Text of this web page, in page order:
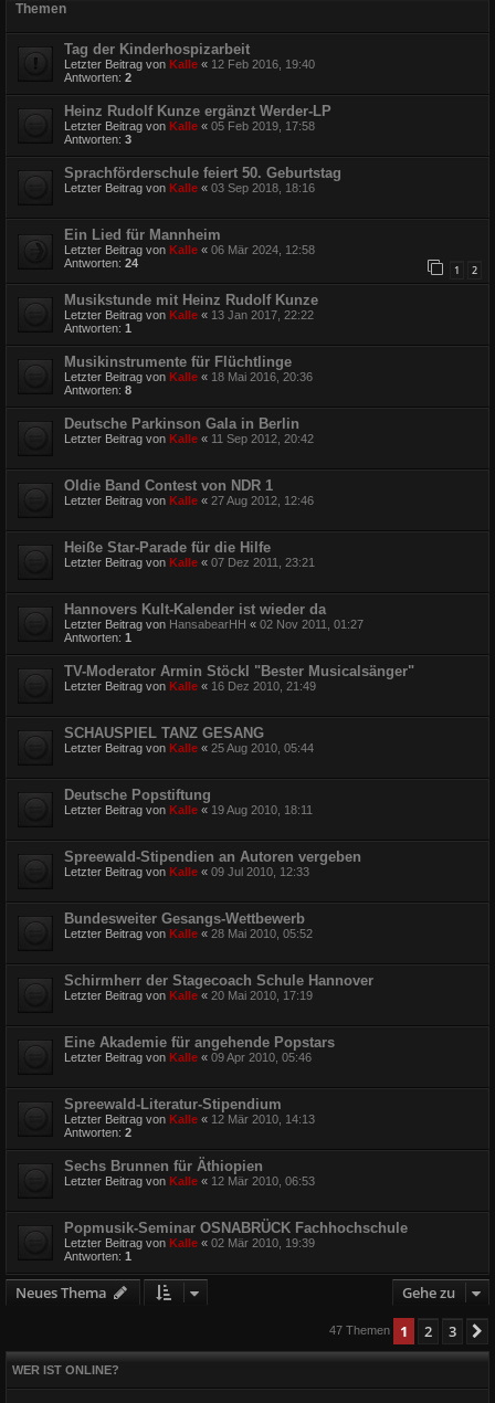
Themen
Tag der Kinderhospizarbeit
Letzter Beitrag von Kalle « 12 Feb 2016, 19:40
Antworten: 2
Heinz Rudolf Kunze ergänzt Werder-LP
Letzter Beitrag von Kalle « 05 Feb 2019, 17:58
Antworten: 3
Sprachförderschule feiert 50. Geburtstag
Letzter Beitrag von Kalle « 03 Sep 2018, 18:16
Ein Lied für Mannheim
Letzter Beitrag von Kalle « 06 Mär 2024, 12:58
Antworten: 24 1 2
Musikstunde mit Heinz Rudolf Kunze
Letzter Beitrag von Kalle « 13 Jan 2017, 22:22
Antworten: 1
Musikinstrumente für Flüchtlinge
Letzter Beitrag von Kalle « 18 Mai 2016, 20:36
Antworten: 8
Deutsche Parkinson Gala in Berlin
Letzter Beitrag von Kalle « 11 Sep 2012, 20:42
Oldie Band Contest von NDR 1
Letzter Beitrag von Kalle « 27 Aug 2012, 12:46
Heiße Star-Parade für die Hilfe
Letzter Beitrag von Kalle « 07 Dez 2011, 23:21
Hannovers Kult-Kalender ist wieder da
Letzter Beitrag von HansabearHH « 02 Nov 2011, 01:27
Antworten: 1
TV-Moderator Armin Stöckl "Bester Musicalsänger"
Letzter Beitrag von Kalle « 16 Dez 2010, 21:49
SCHAUSPIEL TANZ GESANG
Letzter Beitrag von Kalle « 25 Aug 2010, 05:44
Deutsche Popstiftung
Letzter Beitrag von Kalle « 19 Aug 2010, 18:11
Spreewald-Stipendien an Autoren vergeben
Letzter Beitrag von Kalle « 09 Jul 2010, 12:33
Bundesweiter Gesangs-Wettbewerb
Letzter Beitrag von Kalle « 28 Mai 2010, 05:52
Schirmherr der Stagecoach Schule Hannover
Letzter Beitrag von Kalle « 20 Mai 2010, 17:19
Eine Akademie für angehende Popstars
Letzter Beitrag von Kalle « 09 Apr 2010, 05:46
Spreewald-Literatur-Stipendium
Letzter Beitrag von Kalle « 12 Mär 2010, 14:13
Antworten: 2
Sechs Brunnen für Äthiopien
Letzter Beitrag von Kalle « 12 Mär 2010, 06:53
Popmusik-Seminar OSNABRÜCK Fachhochschule
Letzter Beitrag von Kalle « 02 Mär 2010, 19:39
Antworten: 1
Neues Thema Gehe zu
47 Themen 1 2 3
WER IST ONLINE?